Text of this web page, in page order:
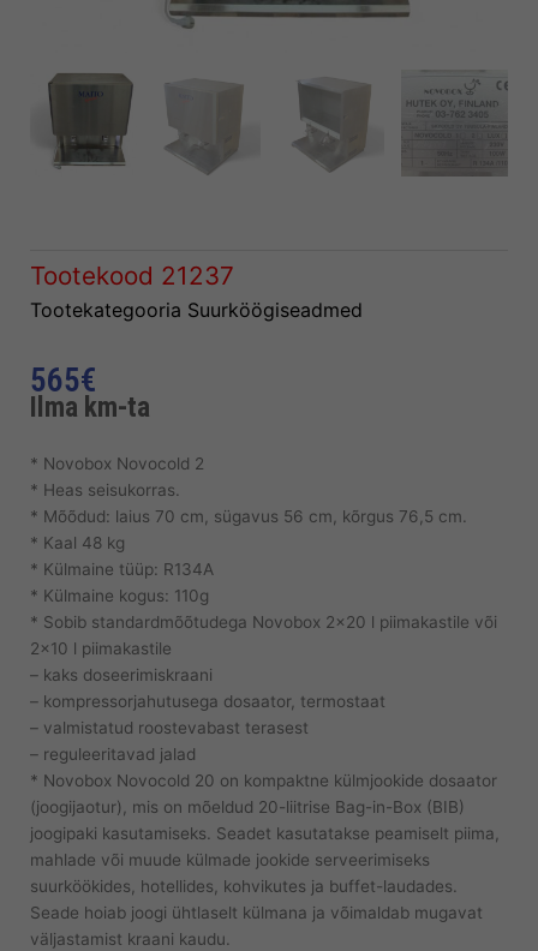
Tootekood 21237
Tootekategooria Suurköögiseadmed
565€
Ilma km-ta
* Novobox Novocold 2
* Heas seisukorras.
* Mõõdud: laius 70 cm, sügavus 56 cm, kõrgus 76,5 cm.
* Kaal 48 kg
* Külmaine tüüp: R134A
* Külmaine kogus: 110g
* Sobib standardmõõtudega Novobox 2×20 l piimakastile või
2×10 l piimakastile
– kaks doseerimiskraani
– kompressorjahutusega dosaator, termostaat
– valmistatud roostevabast terasest
– reguleeritavad jalad
* Novobox Novocold 20 on kompaktne külmjookide dosaator
(joogijaotur), mis on mõeldud 20-liitrise Bag-in-Box (BIB)
joogipaki kasutamiseks. Seadet kasutatakse peamiselt piima,
mahlade või muude külmade jookide serveerimiseks
suurköökides, hotellides, kohvikutes ja buffet-laudades.
Seade hoiab joogi ühtlaselt külmana ja võimaldab mugavat
väljastamist kraani kaudu.